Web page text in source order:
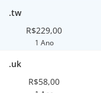
.tw
R$229,00
1 Ano
.uk
R$58,00